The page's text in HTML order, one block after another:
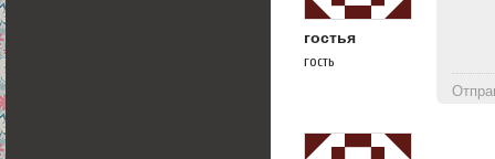
гостья
гость